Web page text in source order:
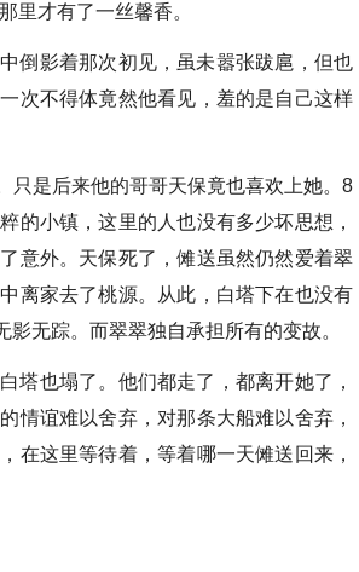
里才有了一丝馨香。
倒影着那次初见，虽未嚣张跋扈，但也
次不得体竟然他看见，羞的是自己这样
只是后来他的哥哥天保竟也喜欢上她。8
的小镇，这里的人也没有多少坏思想，
意外。天保死了，傩送虽然仍然爱着翠
离家去了桃源。从此，白塔下在也没有
无踪。而翠翠独自承担所有的变故。
塔也塌了。他们都走了，都离开她了，
情谊难以舍弃，对那条大船难以舍弃，
在这里等待着，等着哪一天傩送回来，